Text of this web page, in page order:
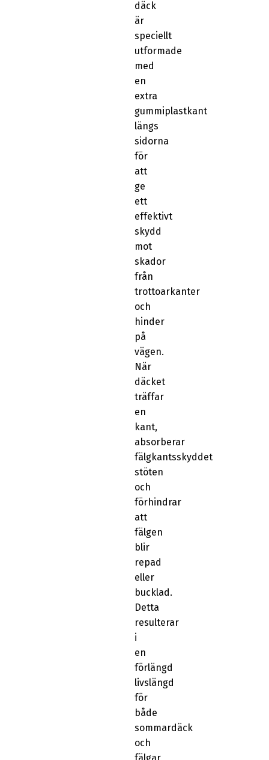
däck
är
speciellt
utformade
med
en
extra
gummiplastkant
längs
sidorna
för
att
ge
ett
effektivt
skydd
mot
skador
från
trottoarkanter
och
hinder
på
vägen.
När
däcket
träffar
en
kant,
absorberar
fälgkantsskyddet
stöten
och
förhindrar
att
fälgen
blir
repad
eller
bucklad.
Detta
resulterar
i
en
förlängd
livslängd
för
både
sommardäck
och